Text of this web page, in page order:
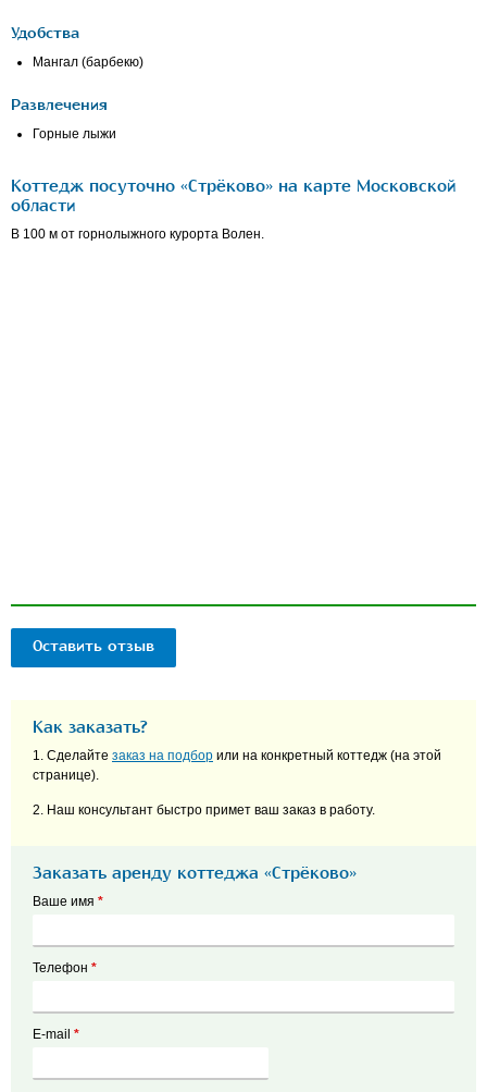
Удобства
Мангал (барбекю)
Развлечения
Горные лыжи
Коттедж посуточно «Стрёково» на карте Московской
области
В 100 м от горнолыжного курорта Волен.
Оставить отзыв
Как заказать?
1. Сделайте заказ на подбор или на конкретный коттедж (на этой
странице).
2. Наш консультант быстро примет ваш заказ в работу.
Заказать аренду коттеджа «Стрёково»
Ваше имя *
Телефон *
E-mail *